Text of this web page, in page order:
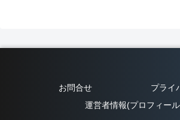
お問合せ
プライ
運営者情報(プロフィー